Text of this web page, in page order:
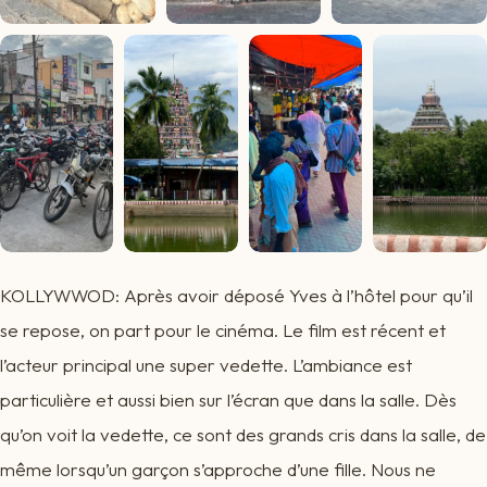
KOLLYWWOD: Après avoir déposé Yves à l’hôtel pour qu’il
se repose, on part pour le cinéma. Le film est récent et
l’acteur principal une super vedette. L’ambiance est
particulière et aussi bien sur l’écran que dans la salle. Dès
qu’on voit la vedette, ce sont des grands cris dans la salle, de
même lorsqu’un garçon s’approche d’une fille. Nous ne